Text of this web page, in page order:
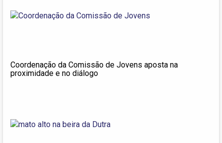
Coordenação da Comissão de Jovens aposta na
proximidade e no diálogo